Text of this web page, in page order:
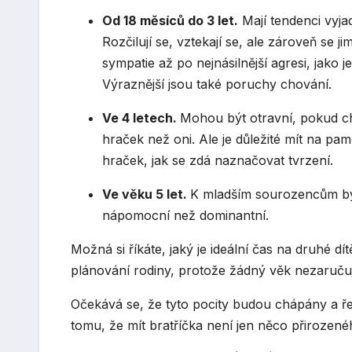
Od 18 měsíců do 3 let. Mají tendenci
Rozčilují se, vztekají se, ale zároveň se
sympatie až po nejnásilnější agresi, jako
Výraznější jsou také poruchy chování.
Ve 4 letech. Mohou být otravní, pokud
hraček než oni. Ale je důležité mít na
hraček, jak se zdá naznačovat tvrzení.
Ve věku 5 let. K mladším sourozencům
nápomocní než dominantní.
Možná si říkáte, jaký je ideální čas na druhé
plánování rodiny, protože žádný věk
Očekává se, že tyto pocity budou chápány a
tomu, že mít bratříčka není jen něco